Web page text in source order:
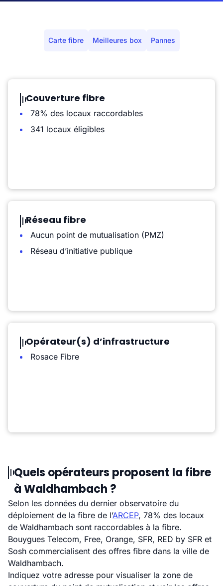
Carte fibre Meilleures box Pannes
Couverture fibre
78% des locaux raccordables
341 locaux éligibles
Réseau fibre
Aucun point de mutualisation (PMZ)
Réseau d’initiative publique
Opérateur(s) d’infrastructure
Rosace Fibre
Quels opérateurs proposent la fibre
à Waldhambach ?
Selon les données du dernier observatoire du
déploiement de la fibre de l’ARCEP, 78% des locaux
de Waldhambach sont raccordables à la fibre.
Bouygues Telecom, Free, Orange, SFR, RED by SFR et
Sosh commercialisent des offres fibre dans la ville de
Waldhambach.
Indiquez votre adresse pour visualiser la zone de